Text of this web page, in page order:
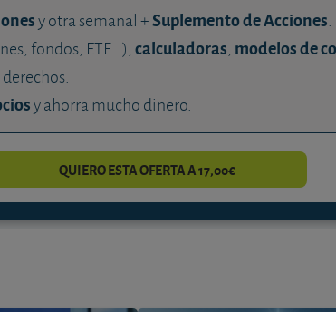
y otra semanal +Suplemento de Acciones.
fondos, ETF...),calculadoras, modelos de
y ahorra mucho dinero.
QUIERO ESTA OFERTA A 17,00€